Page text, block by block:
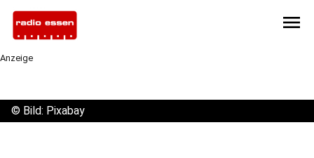
menu
Anzeige
© Bild: Pixabay